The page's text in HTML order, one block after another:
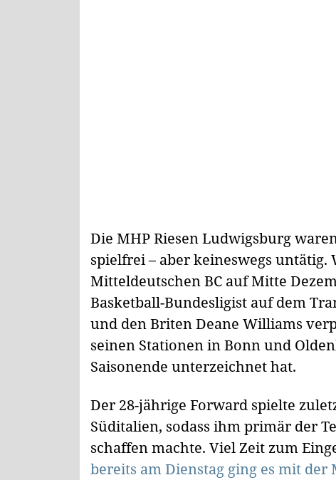
Die MHP Riesen Ludwigsburg
spielfrei – aber keineswegs untätig.
Mitteldeutschen BC auf Mitte
Basketball-Bundesligist auf dem
und den Briten Deane Williams
seinen Stationen in Bonn und
Saisonende unterzeichnet hat.
Der 28-jährige Forward spielte
Süditalien, sodass ihm primär der
schaffen machte. Viel Zeit zum
bereits am Dienstag ging es mit